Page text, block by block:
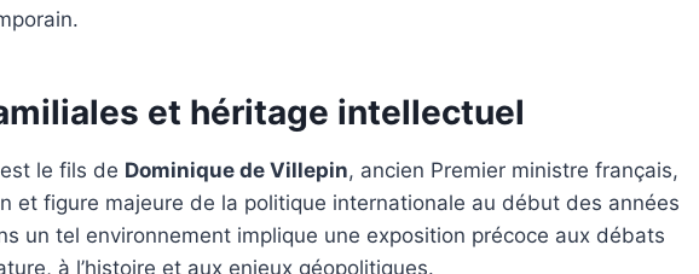
et héritage intellectuel
le fils de Dominique de Villepin, ancien Premier ministre français,
et figure majeure de la politique internationale au début des années
un tel environnement implique une exposition précoce aux débats
à l’histoire et aux enjeux géopolitiques.